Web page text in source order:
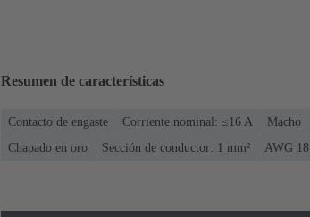
Resumen de características
Contacto de engaste Corriente nominal: ≤16 A Macho
Chapado en oro
Sección de conductor: 1 mm² AWG 18